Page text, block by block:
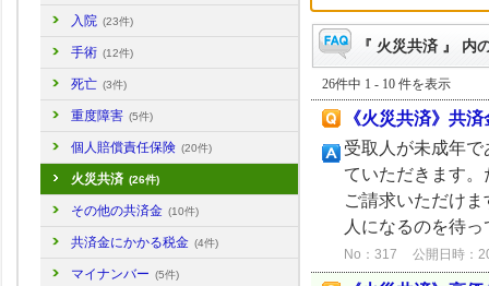
入院 (23件)
手術 (12件)
死亡 (3件)
重度障害 (5件)
個人賠償責任保険 (20件)
火災共済 (26件)
その他の共済金 (10件)
共済金にかかる税金 (4件)
マイナンバー (5件)
『 火災共済 』 内
26件中 1 - 10 件を表示
《火災共済》共
受取人が未成年
ていただきます
ご請求いただけ
人になるのを待
No：317 公開日時：